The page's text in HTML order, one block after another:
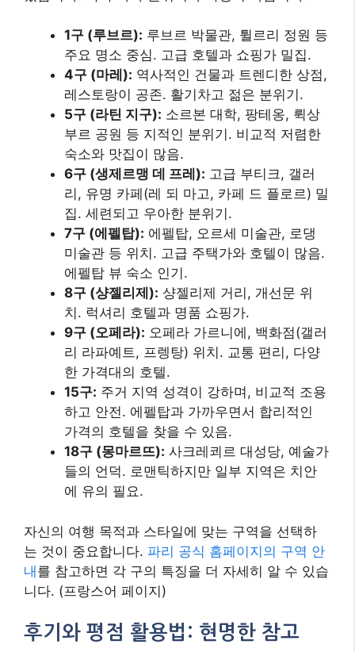
1구 (루브르): 루브르 박물관, 튈르리 정원 등
주요 명소 중심. 고급 호텔과 쇼핑가 밀집.
4구 (마레): 역사적인 건물과 트렌디한 상점,
레스토랑이 공존. 활기차고 젊은 분위기.
5구 (라틴 지구): 소르본 대학, 팡테옹, 뤽상
부르 공원 등 지적인 분위기. 비교적 저렴한
숙소와 맛집이 많음.
6구 (생제르맹 데 프레): 고급 부티크, 갤러
리, 유명 카페(레 되 마고, 카페 드 플로르) 밀
집. 세련되고 우아한 분위기.
7구 (에펠탑): 에펠탑, 오르세 미술관, 로댕
미술관 등 위치. 고급 주택가와 호텔이 많음.
에펠탑 뷰 숙소 인기.
8구 (샹젤리제): 샹젤리제 거리, 개선문 위
치. 럭셔리 호텔과 명품 쇼핑가.
9구 (오페라): 오페라 가르니에, 백화점(갤러
리 라파예트, 프렝탕) 위치. 교통 편리, 다양
한 가격대의 호텔.
15구: 주거 지역 성격이 강하며, 비교적 조용
하고 안전. 에펠탑과 가까우면서 합리적인
가격의 호텔을 찾을 수 있음.
18구 (몽마르뜨): 사크레쾨르 대성당, 예술가
들의 언덕. 로맨틱하지만 일부 지역은 치안
에 유의 필요.
자신의 여행 목적과 스타일에 맞는 구역을 선택하
는 것이 중요합니다. 파리 공식 홈페이지의 구역 안
내를 참고하면 각 구의 특징을 더 자세히 알 수 있습
니다. (프랑스어 페이지)
후기와 평점 활용법: 현명한 참고